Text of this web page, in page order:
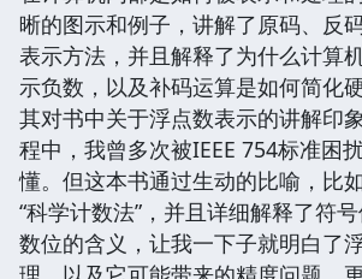
晰的图示和例子，讲解了原码、反
表示方法，并且解释了为什么计算
示负数，以及补码运算是如何简化
其对书中关于浮点数表示的讲解印
程中，我曾多次被IEEE 754标准困
懂。但这本书通过生动的比喻，比
“科学计数法”，并且详细解释了符
数位的含义，让我一下子就明白了